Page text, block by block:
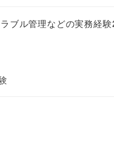
ブル管理などの実務経